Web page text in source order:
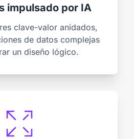
impulsado por IA
clave-valor anidados,
de datos complejas
un diseño lógico.